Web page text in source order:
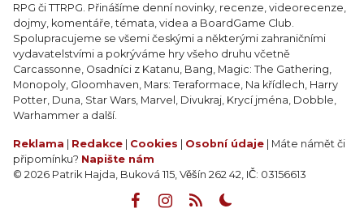
RPG či TTRPG. Přinášíme denní novinky, recenze, videorecenze,
dojmy, komentáře, témata, videa a BoardGame Club.
Spolupracujeme se všemi českými a některými zahraničními
vydavatelstvími a pokrýváme hry všeho druhu včetně
Carcassonne, Osadníci z Katanu, Bang, Magic: The Gathering,
Monopoly, Gloomhaven, Mars: Teraformace, Na křídlech, Harry
Potter, Duna, Star Wars, Marvel, Divukraj, Krycí jména, Dobble,
Warhammer a další.
Reklama Redakce Cookies Osobní údaje | Máte námět či
připomínku? Napište nám
© 2026 Patrik Hajda, Buková 115, Věšín 262 42, IČ: 03156613